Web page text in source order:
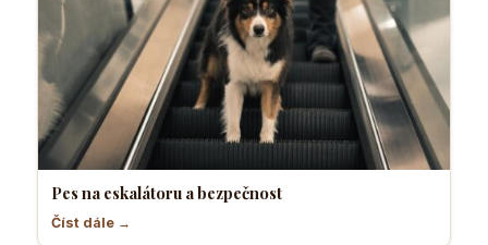
Pes na eskalátoru a bezpečnost
Číst dále →